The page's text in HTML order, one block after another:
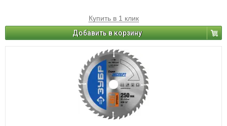
Купить в 1 клик
Добавить в корзину